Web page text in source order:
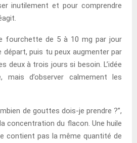
inutilement et pour comprendre
fourchette de 5 à 10 mg par jour
puis tu peux augmenter par
deux à trois jours si besoin. L’idée
mais d’observer calmement les
de gouttes dois-je prendre ?”,
concentration du flacon. Une huile
contient pas la même quantité de